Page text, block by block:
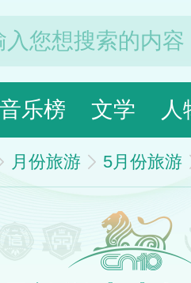
音乐榜 文学 人
月份旅游 5月份旅游